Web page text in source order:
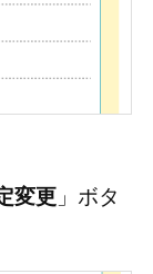
変更」ボタ